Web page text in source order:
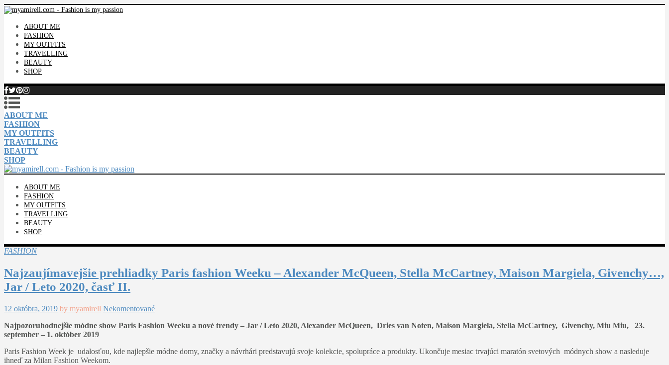
ABOUT ME
FASHION
MY OUTFITS
TRAVELLING
BEAUTY
SHOP
ABOUT ME
FASHION
MY OUTFITS
TRAVELLING
BEAUTY
SHOP
ABOUT ME
FASHION
MY OUTFITS
TRAVELLING
BEAUTY
SHOP
FASHION
Najzaujímavejšie prehliadky Paris fashion Weeku – Alexander McQueen, Stella McCartney, Maison Margiela, Givenchy…,
Jar / Leto 2020, časť II.
12 októbra, 2019 by myamirell Nekomentované
Najpozoruhodnejšie módne show Paris Fashion Weeku a nové trendy – Jar / Leto 2020, Alexander McQueen, Dries van Noten, Maison Margiela, Stella McCartney, Givenchy, Miu Miu, 23.
september – 1. október 2019
Paris Fashion Week je udalosťou, kde najlepšie módne domy, značky a návrhári predstavujú svoje kolekcie, spolupráce a produkty. Ukončuje mesiac trvajúci maratón svetových módnych show a nasleduje
ihneď za Milan Fashion Weekom.